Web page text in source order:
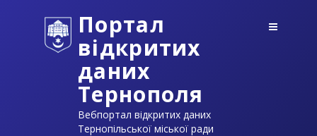
Портал
відкритих
даних
Тернополя
Вебпортал відкритих даних
Тернопільської міської ради